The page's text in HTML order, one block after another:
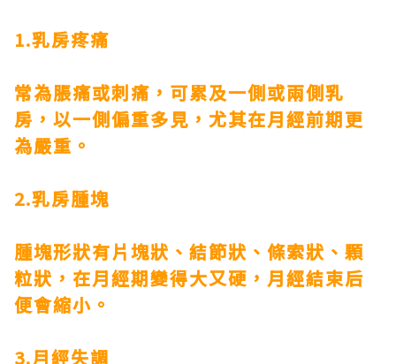
1.乳房疼痛
常為脹痛或刺痛，可累及一側或兩側乳
房，以一側偏重多見，尤其在月經前期更
為嚴重。
2.乳房腫塊
腫塊形狀有片塊狀、結節狀、條索狀、顆
粒狀，在月經期變得大又硬，月經結束后
便會縮小。
3.月經失調